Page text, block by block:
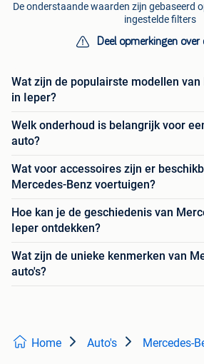
De onderstaande waarden zijn gebaseerd
ingestelde filters
Deel opmerkingen over
Wat zijn de populairste modellen
in Ieper?
Welk onderhoud is belangrijk voor
auto?
Wat voor accessoires zijn er
Mercedes-Benz voertuigen?
Hoe kan je de geschiedenis van
Ieper ontdekken?
Wat zijn de unieke kenmerken van
auto's?
Home Auto's Mercedes-